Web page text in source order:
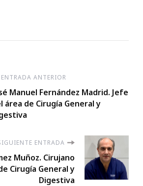
ENTRADA ANTERIOR
Manuel Fernández Madrid. Jefe
área de Cirugía General y
ENTRADA
Muñoz. Cirujano
Cirugía General y
Digestiva